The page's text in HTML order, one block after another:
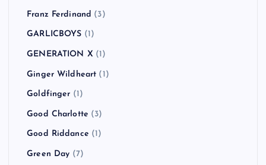
Franz Ferdinand (3)
GARLICBOYS (1)
GENERATION X (1)
Ginger Wildheart (1)
Goldfinger (1)
Good Charlotte (3)
Good Riddance (1)
Green Day (7)